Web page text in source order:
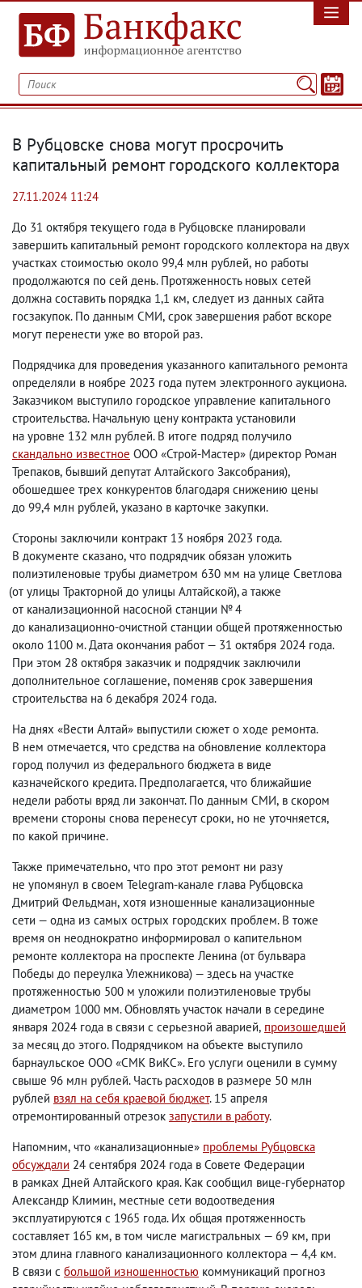
В Рубцовске снова могут просрочить
капитальный ремонт городского коллектора
27.11.2024 11:24
До 31 октября текущего года в Рубцовске планировали
завершить капитальный ремонт городского коллектора на двух
участках стоимостью около 99,4 млн рублей, но работы
продолжаются по сей день. Протяженность новых сетей
должна составить порядка 1,1 км, следует из данных сайта
госзакупок. По данным СМИ, срок завершения работ вскоре
могут перенести уже во второй раз.
Подрядчика для проведения указанного капитального ремонта
определяли в ноябре 2023 года путем электронного аукциона.
Заказчиком выступило городское управление капитального
строительства. Начальную цену контракта установили
на уровне 132 млн рублей. В итоге подряд получило
скандально известное ООО «Строй-Мастер» (директор Роман
Трепаков, бывший депутат Алтайского Заксобрания),
обошедшее трех конкурентов благодаря снижению цены
до 99,4 млн рублей, указано в карточке закупки.
Стороны заключили контракт 13 ноября 2023 года.
В документе сказано, что подрядчик обязан уложить
полиэтиленовые трубы диаметром 630 мм на улице Светлова
(от улицы Тракторной до улицы Алтайской), а также
от канализационной насосной станции № 4
до канализационно-очистной станции общей протяженностью
около 1100 м. Дата окончания работ — 31 октября 2024 года.
При этом 28 октября заказчик и подрядчик заключили
дополнительное соглашение, поменяв срок завершения
строительства на 6 декабря 2024 года.
На днях «Вести Алтай» выпустили сюжет о ходе ремонта.
В нем отмечается, что средства на обновление коллектора
город получил из федерального бюджета в виде
казначейского кредита. Предполагается, что ближайшие
недели работы вряд ли закончат. По данным СМИ, в скором
времени стороны снова перенесут сроки, но не уточняется,
по какой причине.
Также примечательно, что про этот ремонт ни разу
не упомянул в своем Telegram-канале глава Рубцовска
Дмитрий Фельдман, хотя изношенные канализационные
сети — одна из самых острых городских проблем. В тоже
время он неоднократно информировал о капительном
ремонте коллектора на проспекте Ленина (от бульвара
Победы до переулка Улежникова) — здесь на участке
протяженностью 500 м уложили полиэтиленовые трубы
диаметром 1000 мм. Обновлять участок начали в середине
января 2024 года в связи с серьезной аварией, произошедшей
за месяц до этого. Подрядчиком на объекте выступило
барнаульское ООО «СМК ВиКС». Его услуги оценили в сумму
свыше 96 млн рублей. Часть расходов в размере 50 млн
рублей взял на себя краевой бюджет. 15 апреля
отремонтированный отрезок запустили в работу.
Напомним, что «канализационные» проблемы Рубцовска
обсуждали 24 сентября 2024 года в Совете Федерации
в рамках Дней Алтайского края. Как сообщил вице-губернатор
Александр Климин, местные сети водоотведения
эксплуатируются с 1965 года. Их общая протяженность
составляет 165 км, в том числе магистральных — 69 км, при
этом длина главного канализационного коллектора — 4,4 км.
В связи с большой изношенностью коммуникаций прогноз